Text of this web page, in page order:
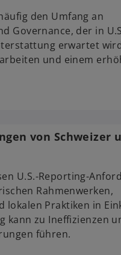
den Umfang an
Governance, der in
erwartet
und einem
von Schweizer
U.S.-Reporting-
Rahmenwerken,
lokalen Praktiken in
kann zu Ineffizienzen
führen.